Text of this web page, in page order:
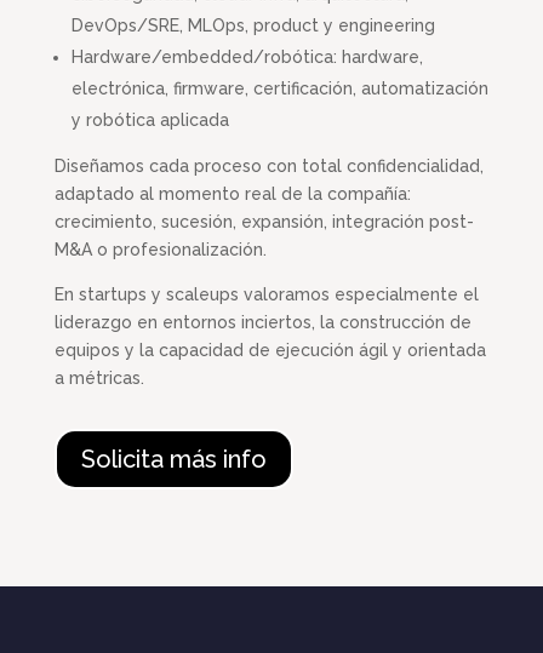
DevOps/SRE, MLOps, product y engineering
Hardware/embedded/robótica: hardware,
electrónica, firmware, certificación, automatización
y robótica aplicada
Diseñamos cada proceso con total confidencialidad,
adaptado al momento real de la compañía:
crecimiento, sucesión, expansión, integración post-
M&A o profesionalización.
En startups y scaleups valoramos especialmente el
liderazgo en entornos inciertos, la construcción de
equipos y la capacidad de ejecución ágil y orientada
a métricas.
Solicita más info